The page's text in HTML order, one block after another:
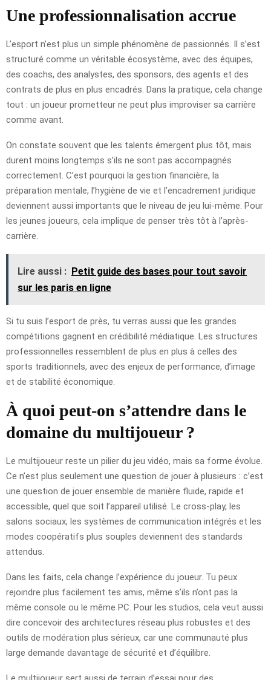
Une professionnalisation accrue
L’esport n’est plus un simple phénomène de passionnés. Il s’est
structuré comme un véritable écosystème, avec des équipes,
des coachs, des analystes, des sponsors, des agents et des
contrats de plus en plus encadrés. Dans la pratique, cela change
tout : un joueur prometteur ne peut plus improviser sa carrière
comme avant.
On constate souvent que les talents émergent plus tôt, mais
durent moins longtemps s’ils ne sont pas accompagnés
correctement. C’est pourquoi la gestion financière, la
préparation mentale, l’hygiène de vie et l’encadrement juridique
deviennent aussi importants que le niveau de jeu lui-même. Pour
les jeunes joueurs, cela implique de penser très tôt à l’après-
carrière.
Lire aussi : Petit guide des bases pour tout savoir
sur les paris en ligne
Si tu suis l’esport de près, tu verras aussi que les grandes
compétitions gagnent en crédibilité médiatique. Les structures
professionnelles ressemblent de plus en plus à celles des
sports traditionnels, avec des enjeux de performance, d’image
et de stabilité économique.
À quoi peut-on s’attendre dans le
domaine du multijoueur ?
Le multijoueur reste un pilier du jeu vidéo, mais sa forme évolue.
Ce n’est plus seulement une question de jouer à plusieurs : c’est
une question de jouer ensemble de manière fluide, rapide et
accessible, quel que soit l’appareil utilisé. Le cross-play, les
salons sociaux, les systèmes de communication intégrés et les
modes coopératifs plus souples deviennent des standards
attendus.
Dans les faits, cela change l’expérience du joueur. Tu peux
rejoindre plus facilement tes amis, même s’ils n’ont pas la
même console ou le même PC. Pour les studios, cela veut aussi
dire concevoir des architectures réseau plus robustes et des
outils de modération plus sérieux, car une communauté plus
large demande davantage de sécurité et d’équilibre.